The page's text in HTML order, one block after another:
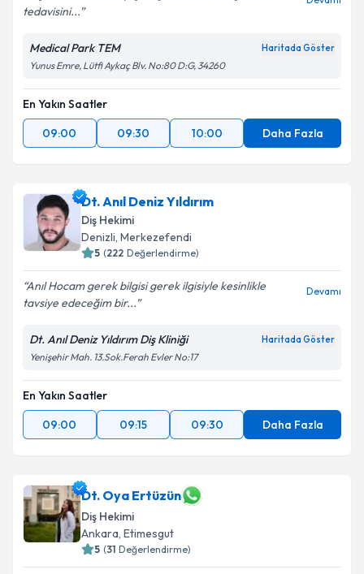
tedavisini...
Medical Park TEM Haritada Göster
Yunus Emre, Lütfi Aykaç Blv. No:80 D:G, 34260
En Yakın Saatler
09:00
09:30 10:00 Daha Fazla
Dt. Anıl Deniz Yıldırım
Diş Hekimi
Denizli, Merkezefendi
5 (222 Değerlendirme)
Anıl Hocam gerek bilgisi gerek ilgisiyle kesinlikle
tavsiye edeceğim bir...
Devamı
Dt. Anıl Deniz Yıldırım Diş Kliniği Haritada Göster
Yenişehir Mah. 13.Sok.Ferah Evler No:17
En Yakın Saatler
09:00
09:15 09:30 Daha Fazla
Dt. Oya Ertüzün
Diş Hekimi
Ankara, Etimesgut
5 (31 Değerlendirme)